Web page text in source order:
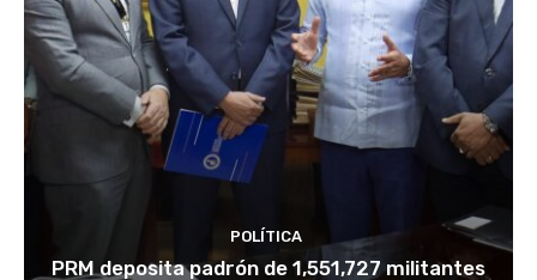
POLÍTICA
PRM deposita padrón de 1,551,727 militantes